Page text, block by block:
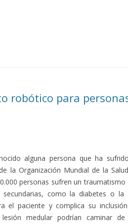
robótico para
alguna persona que ha
la Organización Mundial de la
personas sufren un
secundarias, como la diabetes o la
el paciente y complica su
medular podrían caminar